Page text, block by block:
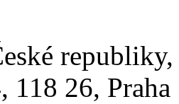
118 26,